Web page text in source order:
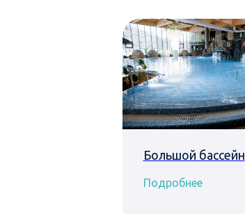
Большой бассейн
Подробнее